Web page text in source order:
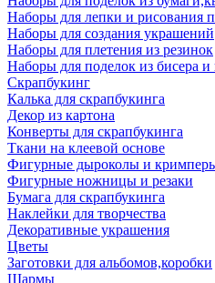
Наборы для лепки и рисования
Наборы для создания украшений
Наборы для плетения из резинок
Наборы для поделок из бисера и
Скрапбукинг
Калька для скрапбукинга
Декор из картона
Конверты для скрапбукинга
Ткани на клеевой основе
Фигурные дыроколы и
Фигурные ножницы и резаки
Бумага для скрапбукинга
Наклейки для творчества
Декоративные украшения
Цветы
Заготовки для альбомов,коробки
Шармы